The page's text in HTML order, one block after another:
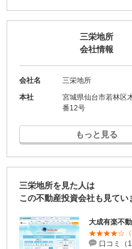
細を見る 詳細を見る
三栄地所
会社情報
会社名
三栄地所
本社
宮城県仙台市若林区
番12号
もっと見る
三栄地所を見た人は
この不動産投資会社も見てい
大成有楽不
口コミ（